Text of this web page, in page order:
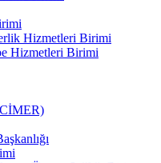
Hizmetleri Birimi
Hizmetleri Birimi